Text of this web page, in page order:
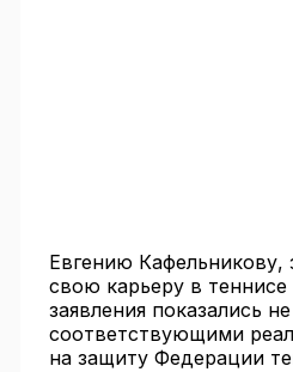
Евгению
свою карьеру в теннисе
заявления показались
соответствующими
на защиту Федерации